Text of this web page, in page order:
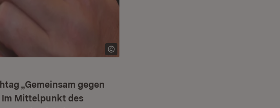
„Gemeinsam gegen
Im Mittelpunkt des